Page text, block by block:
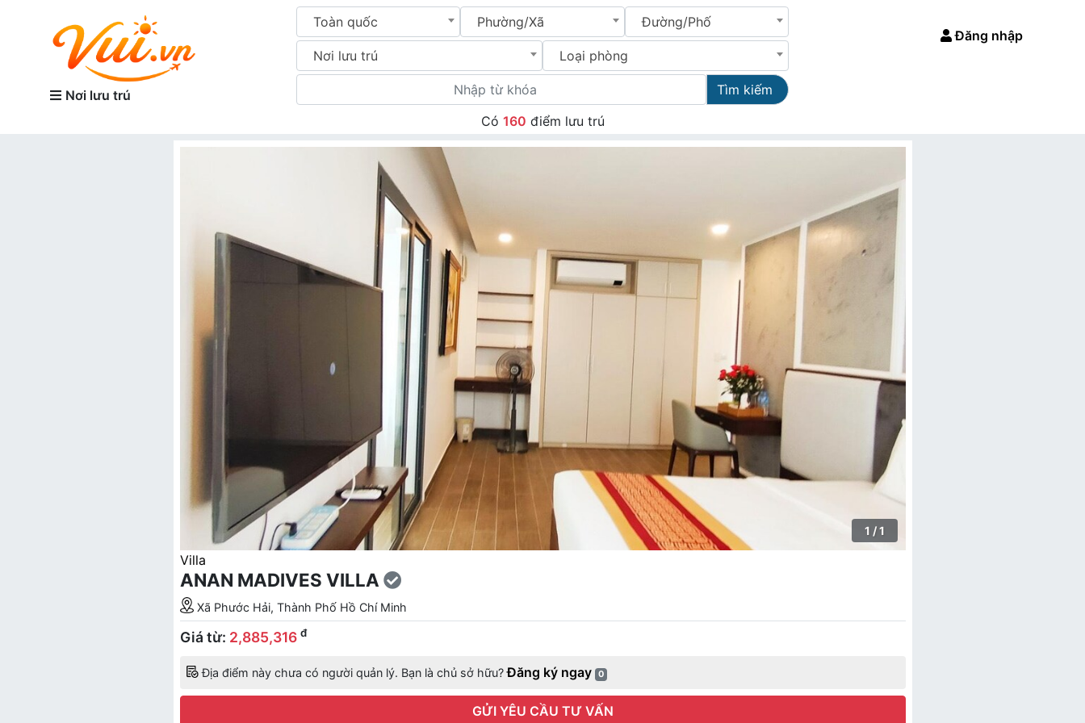
Nơi lưu trú
Toàn quốc Phường/Xã Đường/Phố
Nơi lưu trú Loại phòng
Tìm kiếm
Đăng nhập
Có 160 điểm lưu trú
1 / 1
Villa
ANAN MADIVES VILLA
Xã Phước Hải, Thành Phố Hồ Chí Minh
Giá từ: 2,885,316 đ
Địa điểm này chưa có người quản lý. Bạn là chủ sở hữu?Đăng ký ngay 0
GỬI YÊU CẦU TƯ VẤN